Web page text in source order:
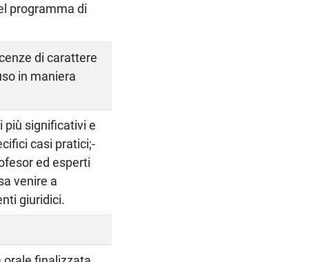
programma di
di carattere
in maniera
più significativi e
casi pratici;-
ed esperti
venire a
giuridici.